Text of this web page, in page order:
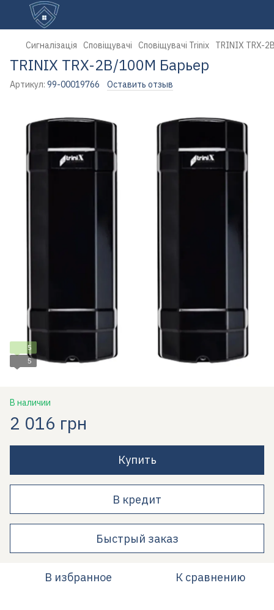
Сигналізація Сповіщувачі Сповіщувачі Trinix TRINIX TRX-
TRINIX TRX-2B/100M Барьер
Артикул: 99-00019766 Оставить отзыв
5
5
В наличии
2 016 грн
Купить
В кредит
Быстрый заказ
В избранное К сравнению